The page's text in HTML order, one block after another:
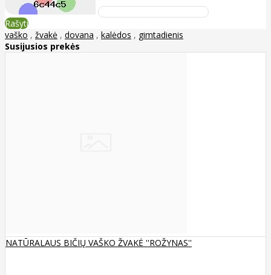
Rašyti
vaško , žvakė , dovana , kalėdos , gimtadienis
Susijusios prekės
NATŪRALAUS BIČIŲ VAŠKO ŽVAKĖ ''ROŽYNAS''